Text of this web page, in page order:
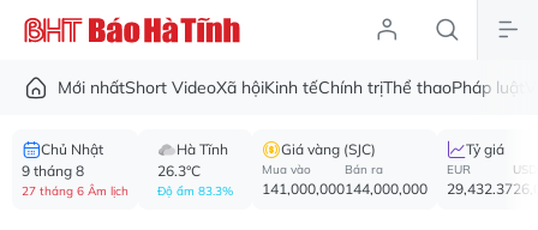
Mới nhấtShort VideoXã hộiKinh tếChính trịThể thaoPháp luật
Chủ Nhật
9 tháng 8
27 tháng 6 Âm lịch
Hà Tĩnh
26.3°C
Độ ẩm 83.3%
Giá vàng (SJC)
Mua vào
141,000,000
Bán ra
144,000,000
Tỷ giá
EUR
29,432.37
USD